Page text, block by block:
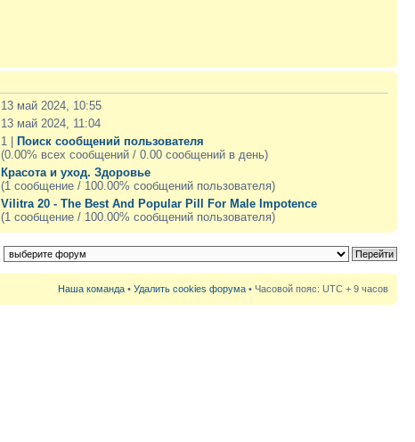
13 май 2024, 10:55
13 май 2024, 11:04
1 | Поиск сообщений пользователя
(0.00% всех сообщений / 0.00 сообщений в день)
Красота и уход. Здоровье
(1 сообщение / 100.00% сообщений пользователя)
Vilitra 20 - The Best And Popular Pill For Male Impotence
(1 сообщение / 100.00% сообщений пользователя)
Наша команда • Удалить cookies форума • Часовой пояс: UTC + 9 часов